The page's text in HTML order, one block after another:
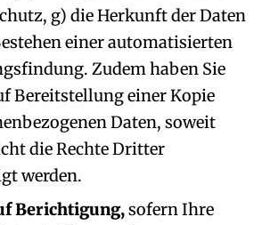
g) die Herkunft der Daten
einer automatisierten
Zudem haben Sie
Bereitstellung einer Kopie
Daten, soweit
die Rechte Dritter
werden.
Berichtigung,sofern Ihre